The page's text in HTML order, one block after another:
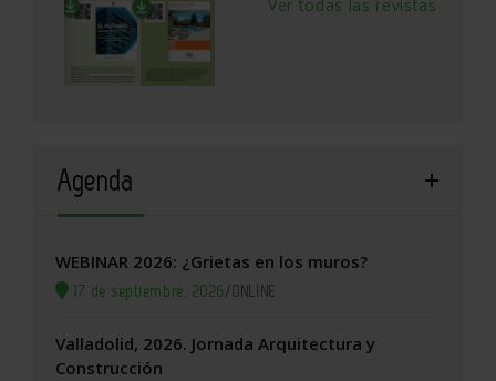
Ver todas las revistas
Agenda
WEBINAR 2026: ¿Grietas en los muros?
17 de septiembre, 2026/ONLINE
Valladolid, 2026. Jornada Arquitectura y
Construcción